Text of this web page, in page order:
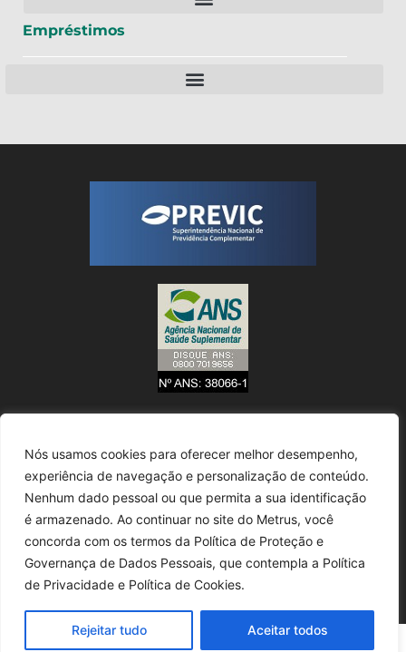
Nós usamos cookies para oferecer melhor desempenho,
experiência de navegação e personalização de conteúdo.
Nenhum dado pessoal ou que permita a sua identificação
é armazenado. Ao continuar no site do Metrus, você
concorda com os termos da Política de Proteção e
Governança de Dados Pessoais, que contempla a Política
de Privacidade e Política de Cookies.
Rejeitar tudo Aceitar todos
Empréstimos